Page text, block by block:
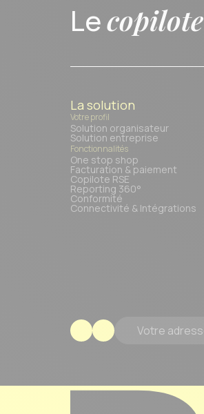
Lecopilote
La solution
Votre profil
Solution organisateur
Solution entreprise
Fonctionnalités
One stop shop
Facturation & paiement
Copilote RSE
Reporting 360°
Conformité
Connectivité & Intégrations
Votre adresse mail